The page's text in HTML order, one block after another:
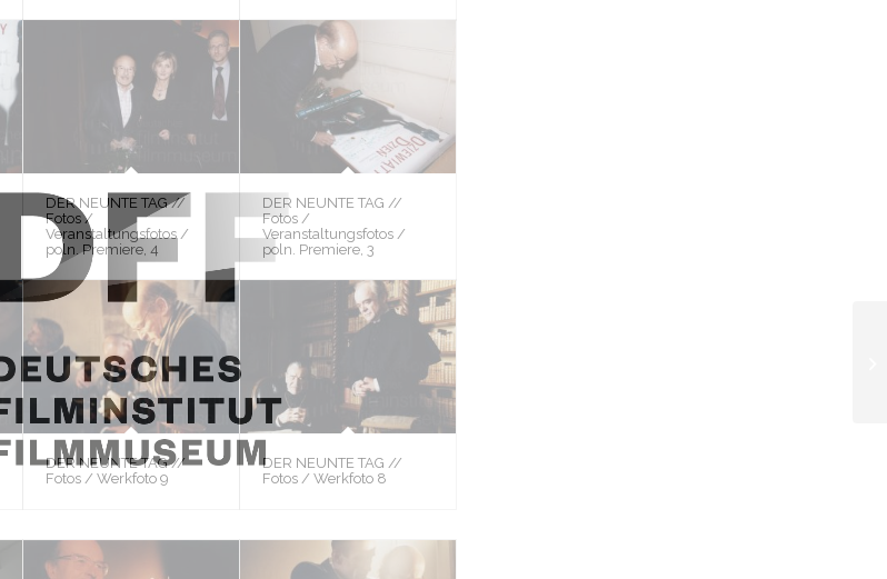
DER NEUNTE TAG //
Fotos /
Veranstaltungsfotos /
poln. Premiere, 4
DER NEUNTE TAG //
Fotos /
Veranstaltungsfotos /
poln. Premiere, 3
DER NEUNTE TAG //
Fotos / Werkfoto 9
DER NEUNTE TAG //
Fotos / Werkfoto 8